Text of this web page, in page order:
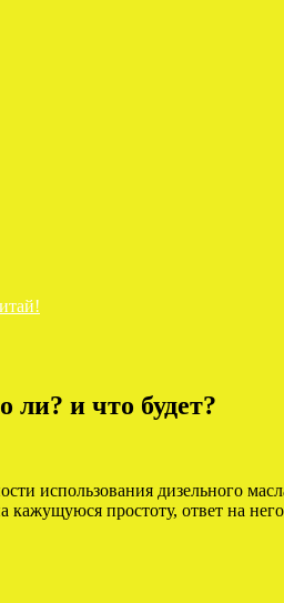
ли? и что будет?
использования дизельного
простоту, ответ на